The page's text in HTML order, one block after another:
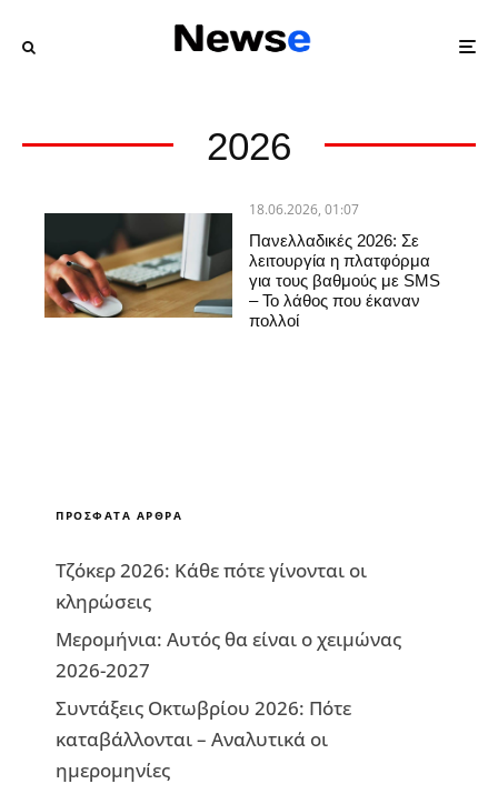
2026
18.06.2026, 01:07
Πανελλαδικές 2026: Σε
λειτουργία η πλατφόρμα
για τους βαθμούς με SMS
– Το λάθος που έκαναν
πολλοί
ΠΡΌΣΦΑΤΑ ΆΡΘΡΑ
Τζόκερ 2026: Κάθε πότε γίνονται οι
κληρώσεις
Μερομήνια: Αυτός θα είναι ο χειμώνας
2026-2027
Συντάξεις Οκτωβρίου 2026: Πότε
καταβάλλονται – Αναλυτικά οι
ημερομηνίες